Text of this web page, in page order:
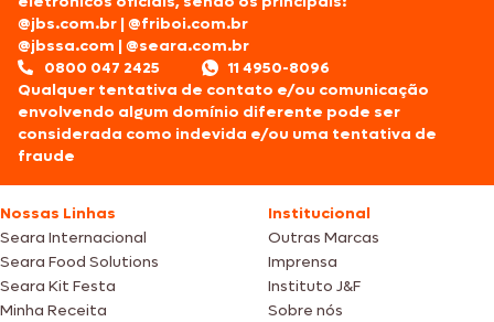
@jbs.com.br |@friboi.com.br
@jbssa.com |@seara.com.br
0800 047 2425
11 4950-8096
Qualquer tentativa de contato e/ou comunicação
envolvendo algum domínio diferente pode ser
considerada como indevida e/ou uma tentativa de
fraude
Nossas Linhas
Seara Internacional
Seara Food Solutions
Seara Kit Festa
Minha Receita
Institucional
Outras Marcas
Imprensa
Instituto J&F
Sobre nós